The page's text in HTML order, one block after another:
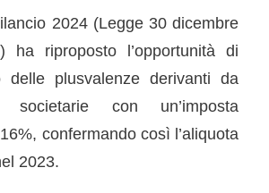
2024 (Legge 30 dicembre
ha riproposto l’opportunità di
delle plusvalenze derivanti da
societarie con un’imposta
confermando così l’aliquota
2023.